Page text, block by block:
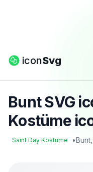
iconSvg
Bunt SVG
Kostüme
Saint Day Kostüme •